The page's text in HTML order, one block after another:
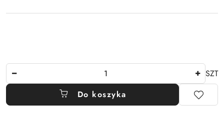
SZT
Do koszyka